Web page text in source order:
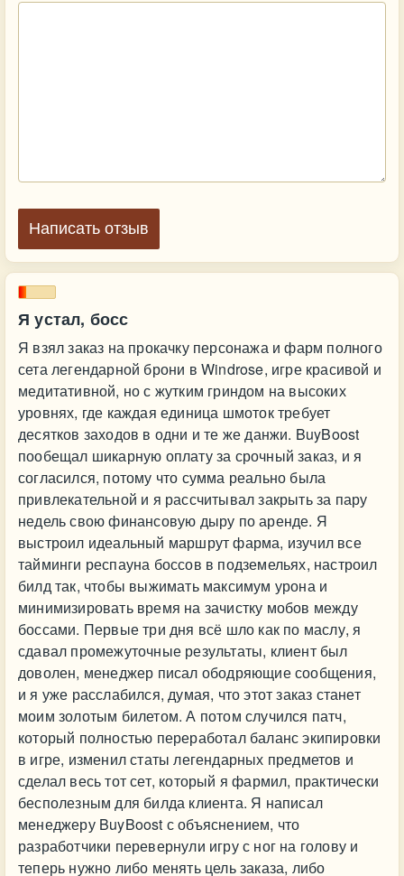
Я устал, босс
Я взял заказ на прокачку персонажа и фарм полного
сета легендарной брони в Windrose, игре красивой и
медитативной, но с жутким гриндом на высоких
уровнях, где каждая единица шмоток требует
десятков заходов в одни и те же данжи. BuyBoost
пообещал шикарную оплату за срочный заказ, и я
согласился, потому что сумма реально была
привлекательной и я рассчитывал закрыть за пару
недель свою финансовую дыру по аренде. Я
выстроил идеальный маршрут фарма, изучил все
тайминги респауна боссов в подземельях, настроил
билд так, чтобы выжимать максимум урона и
минимизировать время на зачистку мобов между
боссами. Первые три дня всё шло как по маслу, я
сдавал промежуточные результаты, клиент был
доволен, менеджер писал ободряющие сообщения,
и я уже расслабился, думая, что этот заказ станет
моим золотым билетом. А потом случился патч,
который полностью переработал баланс экипировки
в игре, изменил статы легендарных предметов и
сделал весь тот сет, который я фармил, практически
бесполезным для билда клиента. Я написал
менеджеру BuyBoost с объяснением, что
разработчики перевернули игру с ног на голову и
теперь нужно либо менять цель заказа, либо
Написать отзыв